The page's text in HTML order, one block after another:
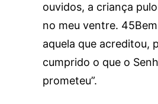
ouvidos, a criança
no meu ventre.
aquela que acreditou,
cumprido o que o
prometeu”.